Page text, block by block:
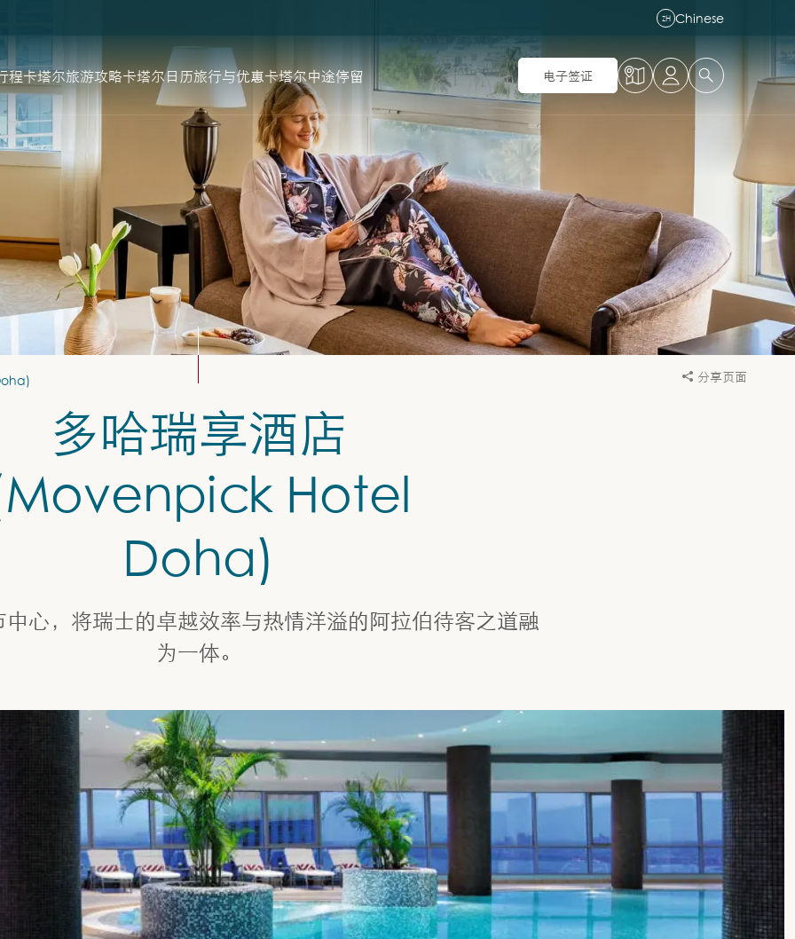
ZH Chinese
程卡塔尔旅游攻略卡塔尔日历旅行与优惠卡塔尔中途停留 电子签证
分享页面
多哈瑞享酒店
Hotel
Doha)
心，将瑞士的卓越效率与热情洋溢的阿拉伯待客之道融
为一体。